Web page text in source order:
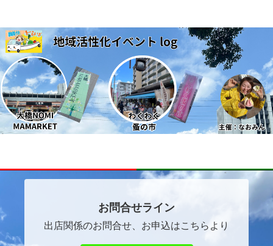
お問合せライン
出店関係のお問合せ、お申込はこちらより